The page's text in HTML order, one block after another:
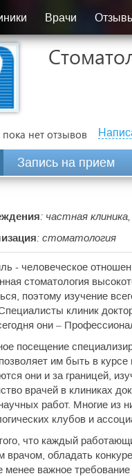
Врачи
нет отзывов
Запись на прием
: частная
: стоматология
- человеческое
стоматология
поэтому изучение
клиник
они –
посещение
им быть в
они и за границей,
врачей в клиниках
работ. Многие из
клубов и
что каждый
врачом, обладать
менее важное